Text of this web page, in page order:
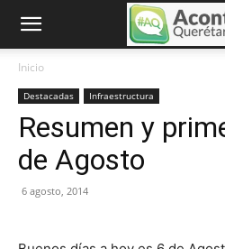
Inicio
Destacadas Infraestructura
Resumen y
de Agosto
6 agosto, 2014